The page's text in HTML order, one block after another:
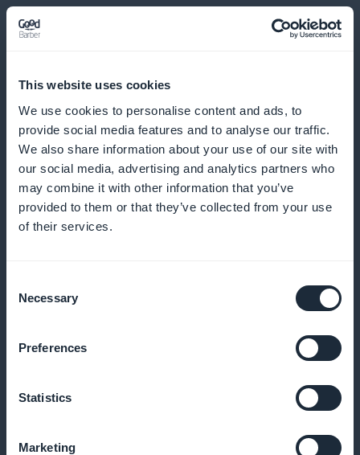
This website uses cookies
We use cookies to personalise content and ads, to
provide social media features and to analyse our traffic.
We also share information about your use of our site with
our social media, advertising and analytics partners who
may combine it with other information that you’ve
provided to them or that they’ve collected from your use
of their services.
Selection
Necessary
Preferences
Statistics
Marketing
Gedetailleerde statistieken over
abonnees op kunst- en literatuurinhoud
Krijg toegang tot nauwkeurige analyses van je
abonnees en optimaliseer je contentstrategie
beschikbaar op de startpagina van de
Verhoog je conversies door promoties direct op de